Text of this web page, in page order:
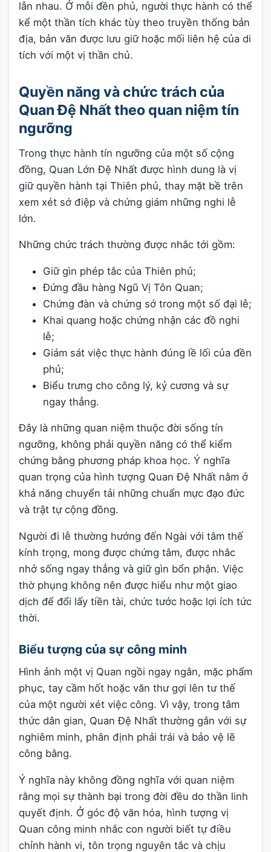
lẫn nhau. Ở mỗi đền phủ, người thực hành có thể
kể một thần tích khác tùy theo truyền thống bản
địa, bản văn được lưu giữ hoặc mối liên hệ của di
tích với một vị thần chủ.
Quyền năng và chức trách của
Quan Đệ Nhất theo quan niệm tín
ngưỡng
Trong thực hành tín ngưỡng của một số cộng
đồng, Quan Lớn Đệ Nhất được hình dung là vị
giữ quyền hành tại Thiên phủ, thay mặt bề trên
xem xét sớ điệp và chứng giám những nghi lễ
lớn.
Những chức trách thường được nhắc tới gồm:
Giữ gìn phép tắc của Thiên phủ;
Đứng đầu hàng Ngũ Vị Tôn Quan;
Chứng đàn và chứng sớ trong một số đại lễ;
Khai quang hoặc chứng nhận các đồ nghi
lễ;
Giám sát việc thực hành đúng lề lối của đền
phủ;
Biểu trưng cho công lý, kỷ cương và sự
ngay thẳng.
Đây là những quan niệm thuộc đời sống tín
ngưỡng, không phải quyền năng có thể kiểm
chứng bằng phương pháp khoa học. Ý nghĩa
quan trọng của hình tượng Quan Đệ Nhất nằm ở
khả năng chuyển tải những chuẩn mực đạo đức
và trật tự cộng đồng.
Người đi lễ thường hướng đến Ngài với tâm thế
kính trọng, mong được chứng tâm, được nhắc
nhở sống ngay thẳng và giữ gìn bổn phận. Việc
thờ phụng không nên được hiểu như một giao
dịch để đổi lấy tiền tài, chức tước hoặc lợi ích tức
thời.
Biểu tượng của sự công minh
Hình ảnh một vị Quan ngồi ngay ngắn, mặc phẩm
phục, tay cầm hốt hoặc văn thư gợi lên tư thế
của một người xét việc công. Vì vậy, trong tâm
thức dân gian, Quan Đệ Nhất thường gắn với sự
nghiêm minh, phân định phải trái và bảo vệ lẽ
công bằng.
Ý nghĩa này không đồng nghĩa với quan niệm
rằng mọi sự thành bại trong đời đều do thần linh
quyết định. Ở góc độ văn hóa, hình tượng vị
Quan công minh nhắc con người biết tự điều
chỉnh hành vi, tôn trọng nguyên tắc và chịu